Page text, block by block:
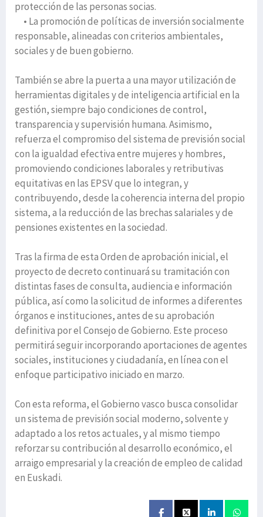
protección de las personas socias.
• La promoción de políticas de inversión socialmente
responsable, alineadas con criterios ambientales,
sociales y de buen gobierno.
También se abre la puerta a una mayor utilización de
herramientas digitales y de inteligencia artificial en la
gestión, siempre bajo condiciones de control,
transparencia y supervisión humana. Asimismo,
refuerza el compromiso del sistema de previsión social
con la igualdad efectiva entre mujeres y hombres,
promoviendo condiciones laborales y retributivas
equitativas en las EPSV que lo integran, y
contribuyendo, desde la coherencia interna del propio
sistema, a la reducción de las brechas salariales y de
pensiones existentes en la sociedad.
Tras la firma de esta Orden de aprobación inicial, el
proyecto de decreto continuará su tramitación con
distintas fases de consulta, audiencia e información
pública, así como la solicitud de informes a diferentes
órganos e instituciones, antes de su aprobación
definitiva por el Consejo de Gobierno. Este proceso
permitirá seguir incorporando aportaciones de agentes
sociales, instituciones y ciudadanía, en línea con el
enfoque participativo iniciado en marzo.
Con esta reforma, el Gobierno vasco busca consolidar
un sistema de previsión social moderno, solvente y
adaptado a los retos actuales, y al mismo tiempo
reforzar su contribución al desarrollo económico, el
arraigo empresarial y la creación de empleo de calidad
en Euskadi.